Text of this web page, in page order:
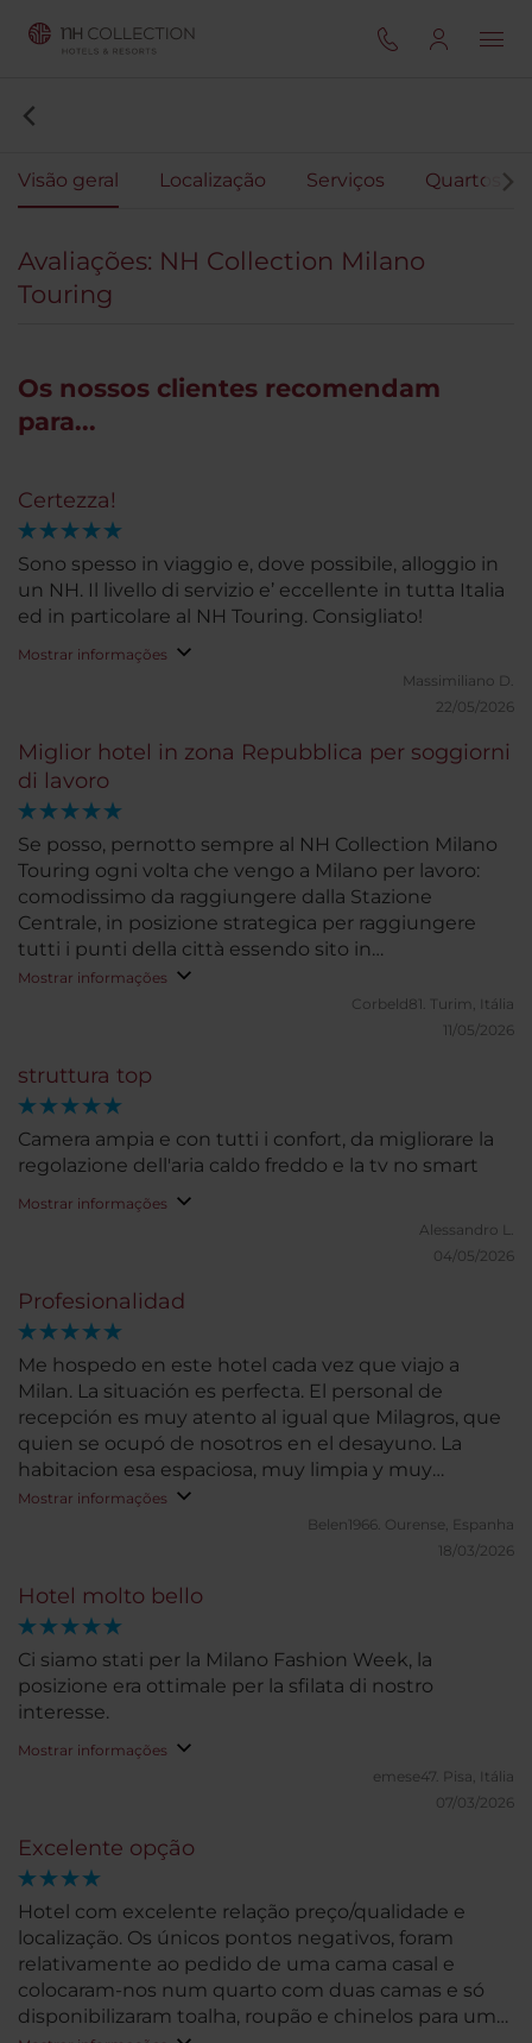
Visão geral Localização Serviços Quartos
Avaliações: NH Collection Milano
Touring
Os nossos clientes recomendam
para...
Excelente opção
Hotel com excelente relação preço/qualidade e
localização. Os únicos pontos negativos, foram
relativamente ao pedido de uma cama casal e
colocaram-nos num quarto com duas camas e só
disponibilizaram toalha, roupão e chinelos para uma
Certezza!
Sono spesso in viaggio e, dove possibile, alloggio in
un NH. Il livello di servizio e’ eccellente in tutta Italia
ed in particolare al NH Touring. Consigliato!
Mostrar informações
Massimiliano D.
22/05/2026
Miglior hotel in zona Repubblica per soggiorni
di lavoro
Se posso, pernotto sempre al NH Collection Milano
Touring ogni volta che vengo a Milano per lavoro:
comodissimo da raggiungere dalla Stazione
Centrale, in posizione strategica per raggiungere
tutti i punti della città essendo sito in
corrispondenza della Stazione Repubblica (M3 e
svariate linee S), camere pulite e dotate di ogni
comfort, colazione superlativa, personale cordiale e
Mostrar informações
Corbeld81. Turim, Itália
11/05/2026
struttura top
Camera ampia e con tutti i confort, da migliorare la
regolazione dell'aria caldo freddo e la tv no smart
Mostrar informações
Alessandro L.
04/05/2026
Profesionalidad
Me hospedo en este hotel cada vez que viajo a
Milan. La situación es perfecta. El personal de
recepción es muy atento al igual que Milagros, que
quien se ocupó de nosotros en el desayuno. La
habitacion esa espaciosa, muy limpia y muy
silenciosa para poder descansar deapués de un
Mostrar informações
Belen1966. Ourense, Espanha
18/03/2026
Hotel molto bello
Ci siamo stati per la Milano Fashion Week, la
posizione era ottimale per la sfilata di nostro
interesse.
Mostrar informações
emese47.
Pisa, Itália
07/03/2026